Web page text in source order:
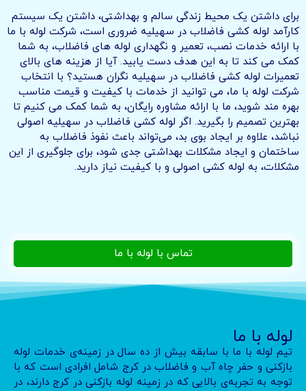
برای داشتن یک محیط زندگی سالم و بهداشتی، داشتن یک سیستم
کارآمد لوله کشی فاضلاب در سهیلیه ضروری است، شرکت لوله با ما
با ارائه خدمات نصب، تعمیر و نگهداری لوله های فاضلاب، به شما
کمک می کند تا به این هدف دست یابید. آیا از هزینه های بالای
تعمیرات لوله کشی فاضلاب در سهیلیه نگران هستید؟ با انتخاب
شرکت لوله با ما، می توانید از خدمات با کیفیت و قیمت مناسب
بهره مند شوید، ما با ارائه مشاوره رایگان، به شما کمک می کنیم تا
بهترین تصمیم را بگیرید. اگر لوله کشی فاضلاب در سهیلیه اصولی
نباشد، علاوه بر ایجاد بوی بد، می‌تواند باعث نفوذ فاضلاب به
ساختمان و ایجاد مشکلات بهداشتی جدی شود، برای جلوگیری از این
مشکلات، به لوله کشی اصولی و با کیفیت نیاز دارید.
تماس با لوله با ما
لوله با ما
تیم لوله با ما با سابقه بیش از ده سال در زمینه‌ی خدمات لوله
بازکنی و حفر چاه آب و فاضلاب در کرج شامل افرادی است که با
توجه به تجربه‌ی بالایی که در زمینه لوله بازکنی در کرج دارند، در